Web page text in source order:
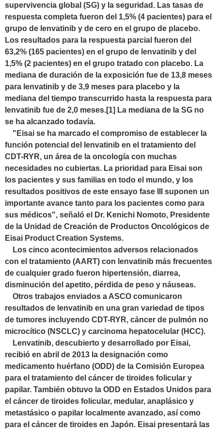
supervivencia global (SG) y la seguridad. Las tasas de
respuesta completa fueron del 1,5% (4 pacientes) para el
grupo de lenvatinib y de cero en el grupo de placebo.
Los resultados para la respuesta parcial fueron del
63,2% (165 pacientes) en el grupo de lenvatinib y del
1,5% (2 pacientes) en el grupo tratado con placebo. La
mediana de duración de la exposición fue de 13,8 meses
para lenvatinib y de 3,9 meses para placebo y la
mediana del tiempo transcurrido hasta la respuesta para
lenvatinib fue de 2,0 meses.[1] La mediana de la SG no
se ha alcanzado todavía.
"Eisai se ha marcado el compromiso de establecer la
función potencial del lenvatinib en el tratamiento del
CDT-RYR, un área de la oncología con muchas
necesidades no cubiertas. La prioridad para Eisai son
los pacientes y sus familias en todo el mundo, y los
resultados positivos de este ensayo fase III suponen un
importante avance tanto para los pacientes como para
sus médicos", señaló el Dr. Kenichi Nomoto, Presidente
de la Unidad de Creación de Productos Oncológicos de
Eisai Product Creation Systems.
Los cinco acontecimientos adversos relacionados
con el tratamiento (AART) con lenvatinib más frecuentes
de cualquier grado fueron hipertensión, diarrea,
disminución del apetito, pérdida de peso y náuseas.
Otros trabajos enviados a ASCO comunicaron
resultados de lenvatinib en una gran variedad de tipos
de tumores incluyendo CDT-RYR, cáncer de pulmón no
microcítico (NSCLC) y carcinoma hepatocelular (HCC).
Lenvatinib, descubierto y desarrollado por Eisai,
recibió en abril de 2013 la designación como
medicamento huérfano (ODD) de la Comisión Europea
para el tratamiento del cáncer de tiroides folicular y
papilar. También obtuvo la ODD en Estados Unidos para
el cáncer de tiroides folicular, medular, anaplásico y
metastásico o papilar localmente avanzado, así como
para el cáncer de tiroides en Japón. Eisai presentará las